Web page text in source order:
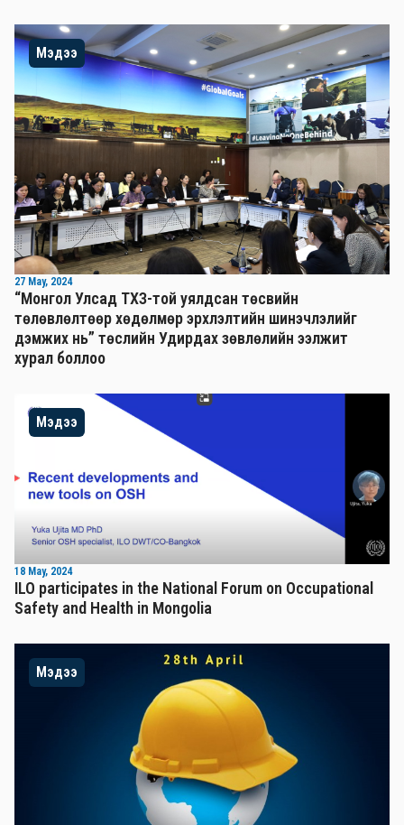
Мэдээ
27 May, 2024
“Монгол Улсад ТХЗ-той уялдсан төсвийн
төлөвлөлтөөр хөдөлмөр эрхлэлтийн шинэчлэлийг
дэмжих нь” төслийн Удирдах зөвлөлийн ээлжит
хурал боллоо
Мэдээ
18 May, 2024
ILO participates in the National Forum on Occupational
Safety and Health in Mongolia
Мэдээ